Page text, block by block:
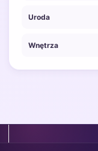
Uroda
Wnętrza